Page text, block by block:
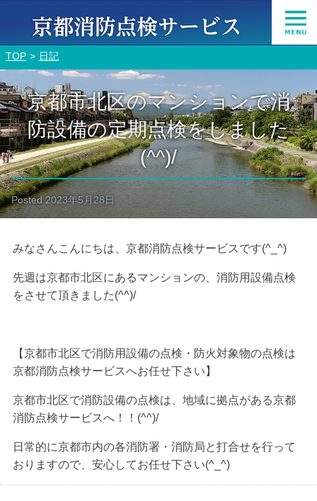
TOP 日記
京都市北区のマンションで消
防設備の定期点検をしました
(^^)/
Posted2023年5月28日
みなさんこんにちは、京都消防点検サービスです(^_^)
先週は京都市北区にあるマンションの、消防用設備点検
をさせて頂きました(^^)/
【京都市北区で消防用設備の点検・防火対象物の点検は
京都消防点検サービスへお任せ下さい】
京都市北区で消防設備の点検は、地域に拠点がある京都
消防点検サービスへ！！(^^)/
日常的に京都市内の各消防署・消防局と打合せを行って
おりますので、安心してお任せ下さい(^_^)